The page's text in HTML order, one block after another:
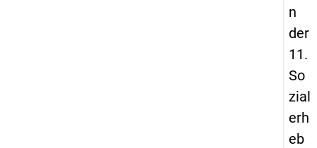
n
der
11.
So
zial
erh
eb